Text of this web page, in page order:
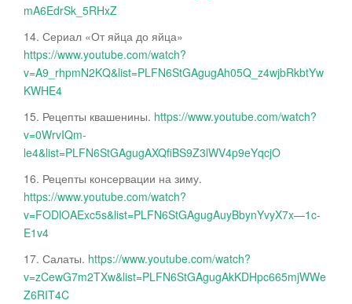
mA6EdrSk_5RHxZ
14. Сериал «От яйца до яйца»
https://www.youtube.com/watch?
v=A9_rhpmN2KQ&list=PLFN6StGAgugAh05Q_z4wjbRkbtYw
KWHE4
15. Рецепты квашенины. https://www.youtube.com/watch?
v=0WrvIQm-
le4&list=PLFN6StGAgugAXQfiBS9Z3lWV4p9eYqcjO
16. Рецепты консервации на зиму.
https://www.youtube.com/watch?
v=FODlOAExc5s&list=PLFN6StGAgugAuyBbynYvyX7x—1c-
E1v4
17. Салаты. https://www.youtube.com/watch?
v=zCewG7m2TXw&list=PLFN6StGAgugAkKDHpc665mjWWe
Z6RIT4C